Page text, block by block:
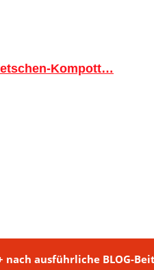
Kompott…
ausführliche BLOG-